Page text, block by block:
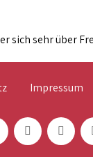
sich sehr über
Impressum